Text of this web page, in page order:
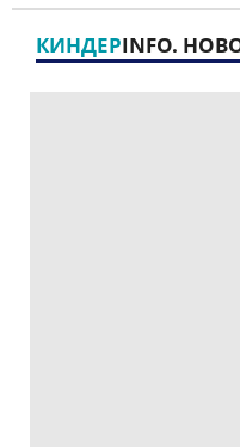
КИНДЕРINFO.